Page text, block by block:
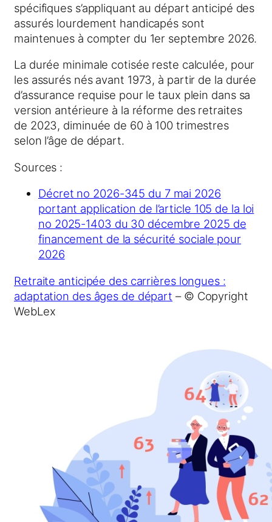
spécifiques s’appliquant au départ anticipé des
assurés lourdement handicapés sont
maintenues à compter du 1er septembre 2026.
La durée minimale cotisée reste calculée, pour
les assurés nés avant 1973, à partir de la durée
d’assurance requise pour le taux plein dans sa
version antérieure à la réforme des retraites
de 2023, diminuée de 60 à 100 trimestres
selon l’âge de départ.
Sources :
Décret no 2026-345 du 7 mai 2026
portant application de l’article 105 de la loi
no 2025-1403 du 30 décembre 2025 de
financement de la sécurité sociale pour
2026
Retraite anticipée des carrières longues :
adaptation des âges de départ – © Copyright
WebLex